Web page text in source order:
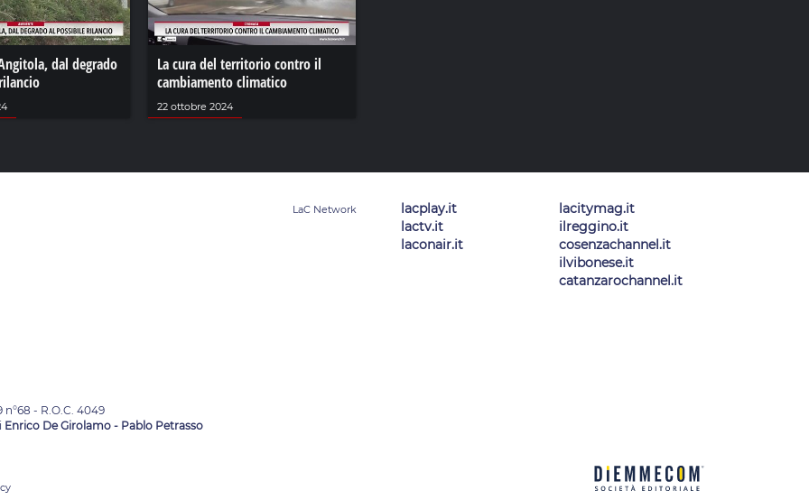
dal degrado
La cura del territorio contro il
cambiamento climatico
22 ottobre 2024
lacplay.it
lactv.it
laconair.it
lacitymag.it
ilreggino.it
cosenzachannel.it
ilvibonese.it
catanzarochannel.it
- R.O.C. 4049
Enrico De Girolamo - Pablo Petrasso